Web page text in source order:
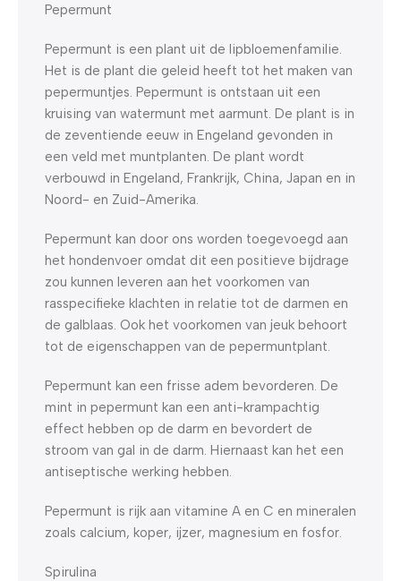
Pepermunt
Pepermunt is een plant uit de lipbloemenfamilie.
Het is de plant die geleid heeft tot het maken van
pepermuntjes. Pepermunt is ontstaan uit een
kruising van watermunt met aarmunt. De plant is in
de zeventiende eeuw in Engeland gevonden in
een veld met muntplanten. De plant wordt
verbouwd in Engeland, Frankrijk, China, Japan en in
Noord- en Zuid-Amerika.
Pepermunt kan door ons worden toegevoegd aan
het hondenvoer omdat dit een positieve bijdrage
zou kunnen leveren aan het voorkomen van
rasspecifieke klachten in relatie tot de darmen en
de galblaas. Ook het voorkomen van jeuk behoort
tot de eigenschappen van de pepermuntplant.
Pepermunt kan een frisse adem bevorderen. De
mint in pepermunt kan een anti-krampachtig
effect hebben op de darm en bevordert de
stroom van gal in de darm. Hiernaast kan het een
antiseptische werking hebben.
Pepermunt is rijk aan vitamine A en C en mineralen
zoals calcium, koper, ijzer, magnesium en fosfor.
Spirulina